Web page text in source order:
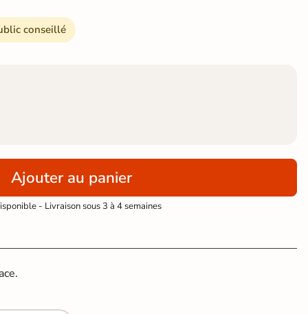
conseillé
Ajouter au panier
- Livraison sous 3 à 4 semaines